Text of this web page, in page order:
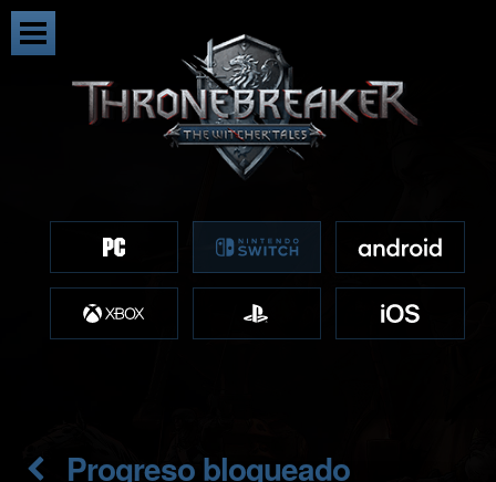
Progreso bloqueado